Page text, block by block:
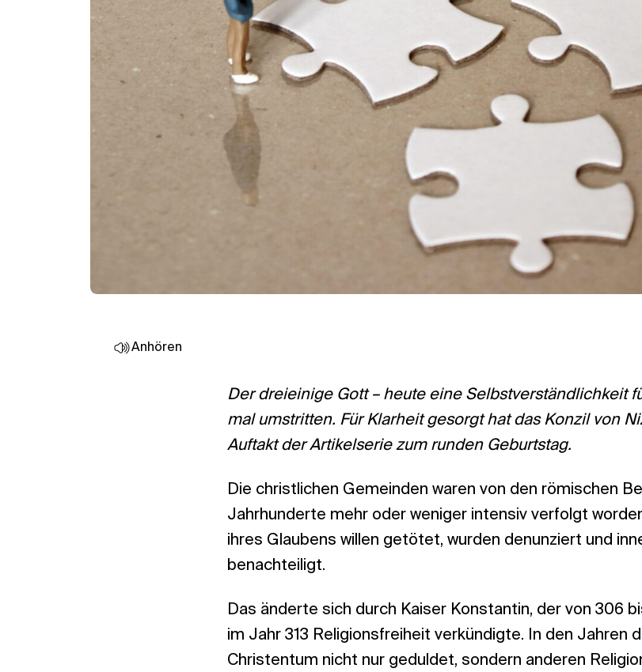
Anhören
Der dreieinige Gott – heute eine Selbstverständlichkeit
mal umstritten. Für Klarheit gesorgt hat das Konzil von
Auftakt der Artikelserie zum runden Geburtstag.
Die christlichen Gemeinden waren von den römischen
Jahrhunderte mehr oder weniger intensiv verfolgt
ihres Glaubens willen getötet, wurden denunziert und
benachteiligt.
Das änderte sich durch Kaiser Konstantin, der von 306
im Jahr 313 Religionsfreiheit verkündigte. In den Jahren
Christentum nicht nur geduldet, sondern anderen